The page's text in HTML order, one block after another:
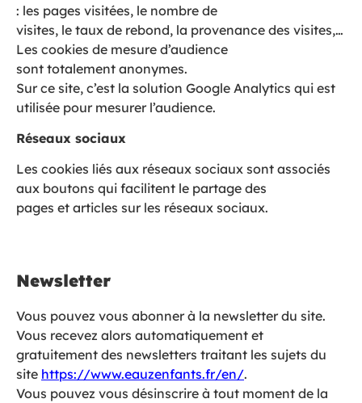
: les pages visitées, le nombre de
visites, le taux de rebond, la provenance des visites,…
Les cookies de mesure d’audience
sont totalement anonymes.
Sur ce site, c’est la solution Google Analytics qui est
utilisée pour mesurer l’audience.
Réseaux sociaux
Les cookies liés aux réseaux sociaux sont associés
aux boutons qui facilitent le partage des
pages et articles sur les réseaux sociaux.
Newsletter
Vous pouvez vous abonner à la newsletter du site.
Vous recevez alors automatiquement et
gratuitement des newsletters traitant les sujets du
site https://www.eauzenfants.fr/en/.
Vous pouvez vous désinscrire à tout moment de la